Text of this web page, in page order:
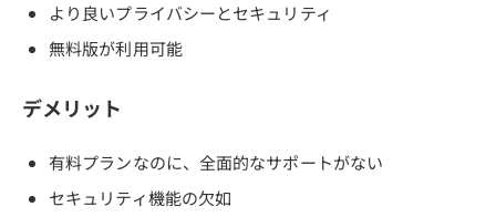
より良いプライバシーとセキュリティ
無料版が利用可能
デメリット
有料プランなのに、全面的なサポートがない
セキュリティ機能の欠如